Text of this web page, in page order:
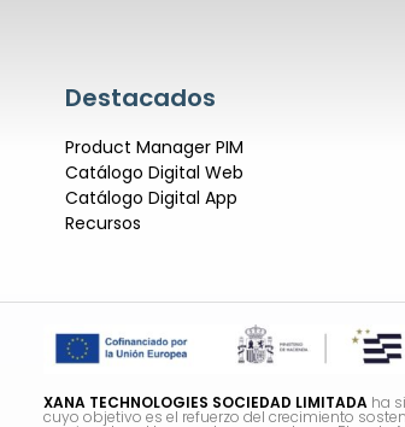
Destacados
Product Manager PIM
Catálogo Digital Web
Catálogo Digital App
Recursos
XANA TECHNOLOGIES SOCIEDAD LIMITADA ha
cuyo objetivo es el refuerzo del crecimiento